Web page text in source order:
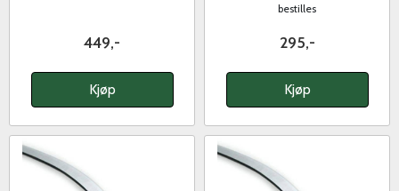
449,-
Kjøp
bestilles
295,-
Kjøp